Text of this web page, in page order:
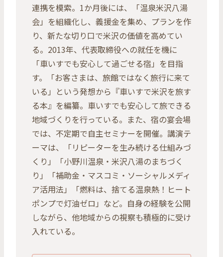
連携を模索。1か月後には、「温泉米沢八湯
会」を組織化し、義援金を集め、プランを作
り、新たな切り口で米沢の価値を高めてい
る。2013年、代表取締役への就任を機に
「車いすでも安心して過ごせる宿」を目指
す。「お客さまは、旅館ではなく旅行に来て
いる」という発想から『車いすで米沢を旅す
る本』を編纂。車いすでも安心して旅できる
地域づくりを行っている。また、宿の宴会場
では、不定期で自主セミナーを開催。講演テ
ーマは、「リピーターを生み続ける仕組みづ
くり」「小野川温泉・米沢八湯のまちづく
り」「補助金・マスコミ・ソーシャルメディ
ア活用法」「燃料は、捨てる温泉熱！ヒート
ポンプで灯油ゼロ」など。自身の経験を公開
しながら、他地域からの視察も積極的に受け
入れている。